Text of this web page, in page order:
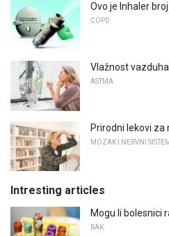
Ovo je Inhaler
COPD
Vlažnost
ASTMA
Prirodni lekovi za
MOZAK I NERVNI SISTEM
Intresting articles
Mogu li bolesnici
RAK